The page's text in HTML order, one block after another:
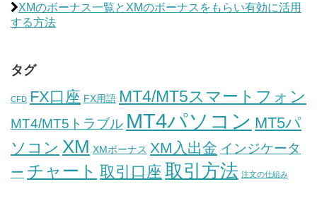
XMのボーナス一覧とXMのボーナスをもらい有効に活用
する方法
タグ
CFD FX口座 FX用語 MT4/MT5スマートフォン
MT4/MT5トラブル MT4パソコン MT5パ
ソコン XM XMボーナス XM入出金 インジケータ
ー チャート 取引口座 取引方法 注文の仕組み